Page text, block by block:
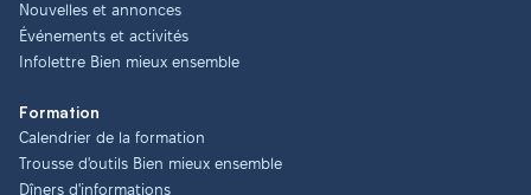
Nouvelles et annonces
Événements et activités
Infolettre Bien mieux ensemble
Formation
Calendrier de la formation
Trousse d'outils Bien mieux ensemble
Dîners d'informations